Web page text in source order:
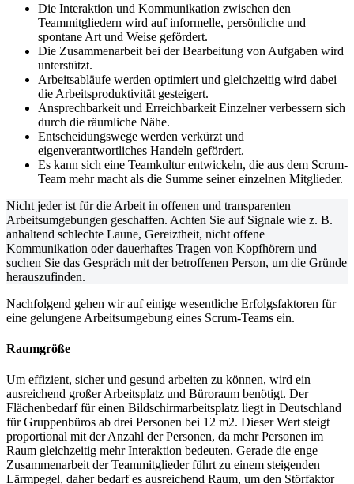
Die Interaktion und Kommunikation zwischen den
Teammitgliedern wird auf informelle, persönliche und
spontane Art und Weise gefördert.
Die Zusammenarbeit bei der Bearbeitung von Aufgaben wird
unterstützt.
Arbeitsabläufe werden optimiert und gleichzeitig wird dabei
die Arbeitsproduktivität gesteigert.
Ansprechbarkeit und Erreichbarkeit Einzelner verbessern sich
durch die räumliche Nähe.
Entscheidungswege werden verkürzt und
eigenverantwortliches Handeln gefördert.
Es kann sich eine Teamkultur entwickeln, die aus dem Scrum-
Team mehr macht als die Summe seiner einzelnen Mitglieder.
Nicht jeder ist für die Arbeit in offenen und transparenten
Arbeitsumgebungen geschaffen. Achten Sie auf Signale wie z. B.
anhaltend schlechte Laune, Gereiztheit, nicht offene
Kommunikation oder dauerhaftes Tragen von Kopfhörern und
suchen Sie das Gespräch mit der betroffenen Person, um die Gründe
herauszufinden.
Nachfolgend gehen wir auf einige wesentliche Erfolgsfaktoren für
eine gelungene Arbeitsumgebung eines Scrum-Teams ein.
Raumgröße
Um effizient, sicher und gesund arbeiten zu können, wird ein
ausreichend großer Arbeitsplatz und Büroraum benötigt. Der
Flächenbedarf für einen Bildschirmarbeitsplatz liegt in Deutschland
für Gruppenbüros ab drei Personen bei 12 m2. Dieser Wert steigt
proportional mit der Anzahl der Personen, da mehr Personen im
Raum gleichzeitig mehr Interaktion bedeuten. Gerade die enge
Zusammenarbeit der Teammitglieder führt zu einem steigenden
Lärmpegel, daher bedarf es ausreichend Raum, um den Störfaktor